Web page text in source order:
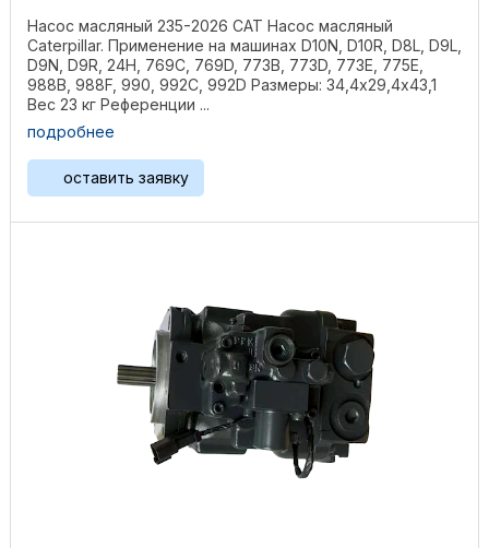
Насос масляный 235-2026 CAT Насос масляный
Caterpillar. Применение на машинах D10N, D10R, D8L, D9L,
D9N, D9R, 24H, 769C, 769D, 773B, 773D, 773E, 775E,
988B, 988F, 990, 992C, 992D Размеры: 34,4х29,4х43,1
Вес 23 кг Референции ...
подробнее
оставить заявку